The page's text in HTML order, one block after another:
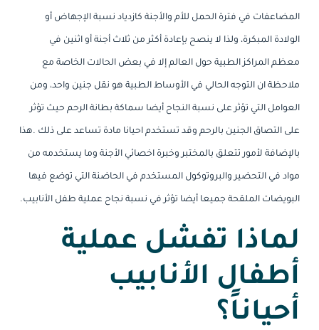
المضاعفات في فترة الحمل للأم والأجنة كازدياد نسبة الإجهاض أو
الولادة المبكرة، ولذا لا ينصح بإعادة أكثر من ثلاث أجنة أو اثنين في
معظم المراكز الطبية حول العالم إلا في بعض الحالات الخاصة مع
ملاحظة ان التوجه الحالي في الأوساط الطبية هو نقل جنين واحد، ومن
العوامل التي تؤثر على نسبة النجاح أيضا سماكة بطانة الرحم حيث تؤثر
على التصاق الجنين بالرحم وقد تستخدم احيانا مادة تساعد على ذلك .هذا
بالإضافة لأمور تتعلق بالمختبر وخبرة اخصائي الأجنة وما يستخدمه من
مواد في التحضير والبروتوكول المستخدم في الحاضنة التي توضع فيها
البويضات الملقحة جميعا أيضا تؤثر في نسبة نجاح عملية طفل الأنابيب.
لماذا تفشل عملية
أطفال الأنابيب
أحياناً؟